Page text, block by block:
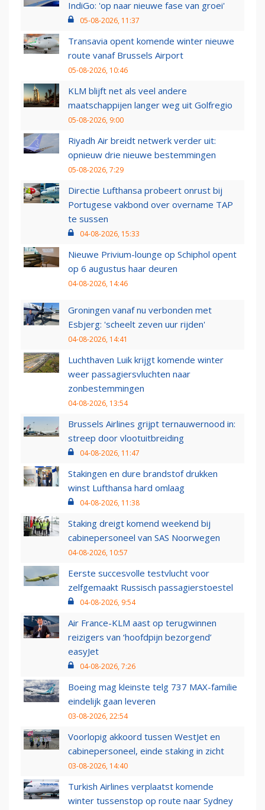
IndiGo: 'op naar nieuwe fase van groei'
05-08-2026, 11:37
Transavia opent komende winter nieuwe
route vanaf Brussels Airport
05-08-2026, 10:46
KLM blijft net als veel andere
maatschappijen langer weg uit Golfregio
05-08-2026, 9:00
Riyadh Air breidt netwerk verder uit:
opnieuw drie nieuwe bestemmingen
05-08-2026, 7:29
Directie Lufthansa probeert onrust bij
Portugese vakbond over overname TAP
te sussen
04-08-2026, 15:33
Nieuwe Privium-lounge op Schiphol opent
op 6 augustus haar deuren
04-08-2026, 14:46
Groningen vanaf nu verbonden met
Esbjerg: 'scheelt zeven uur rijden'
04-08-2026, 14:41
Luchthaven Luik krijgt komende winter
weer passagiersvluchten naar
zonbestemmingen
04-08-2026, 13:54
Brussels Airlines grijpt ternauwernood in:
streep door vlootuitbreiding
04-08-2026, 11:47
Stakingen en dure brandstof drukken
winst Lufthansa hard omlaag
04-08-2026, 11:38
Staking dreigt komend weekend bij
cabinepersoneel van SAS Noorwegen
04-08-2026, 10:57
Eerste succesvolle testvlucht voor
zelfgemaakt Russisch passagierstoestel
04-08-2026, 9:54
Air France-KLM aast op terugwinnen
reizigers van ‘hoofdpijn bezorgend’
easyJet
04-08-2026, 7:26
Boeing mag kleinste telg 737 MAX-familie
eindelijk gaan leveren
03-08-2026, 22:54
Voorlopig akkoord tussen WestJet en
cabinepersoneel, einde staking in zicht
03-08-2026, 14:40
Turkish Airlines verplaatst komende
winter tussenstop op route naar Sydney